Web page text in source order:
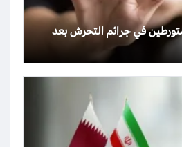
في جرائم التحرش بعد